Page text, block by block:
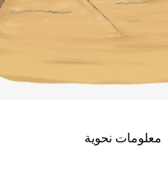
معلومات نحوية